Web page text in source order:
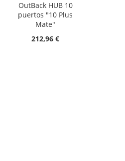
OutBack HUB 10
puertos "10 Plus
Mate"
212,96 €